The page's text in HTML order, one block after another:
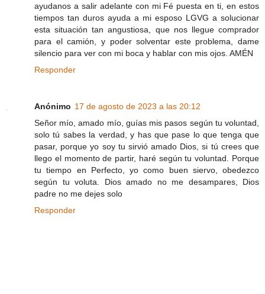
ayudanos a salir adelante con mi Fé puesta en ti, en estos
tiempos tan duros ayuda a mi esposo LGVG a solucionar
esta situación tan angustiosa, que nos llegue comprador
para el camión, y poder solventar este problema, dame
silencio para ver con mi boca y hablar con mis ojos. AMÉN
Responder
Anónimo 17 de agosto de 2023 a las 20:12
Señor mío, amado mío, guías mis pasos según tu voluntad,
solo tú sabes la verdad, y has que pase lo que tenga que
pasar, porque yo soy tu sirvió amado Dios, si tú crees que
llego el momento de partir, haré según tu voluntad. Porque
tu tiempo en Perfecto, yo como buen siervo, obedezco
según tu voluta. Dios amado no me desampares, Dios
padre no me dejes solo
Responder